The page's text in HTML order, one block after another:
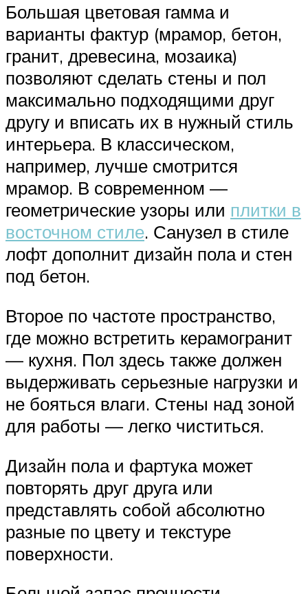
Большая цветовая гамма и
варианты фактур (мрамор, бетон,
гранит, древесина, мозаика)
позволяют сделать стены и пол
максимально подходящими друг
другу и вписать их в нужный стиль
интерьера. В классическом,
например, лучше смотрится
мрамор. В современном —
геометрические узоры или плитки в
восточном стиле. Санузел в стиле
лофт дополнит дизайн пола и стен
под бетон.
Второе по частоте пространство,
где можно встретить керамогранит
— кухня. Пол здесь также должен
выдерживать серьезные нагрузки и
не бояться влаги. Стены над зоной
для работы — легко чиститься.
Дизайн пола и фартука может
повторять друг друга или
представлять собой абсолютно
разные по цвету и текстуре
поверхности.